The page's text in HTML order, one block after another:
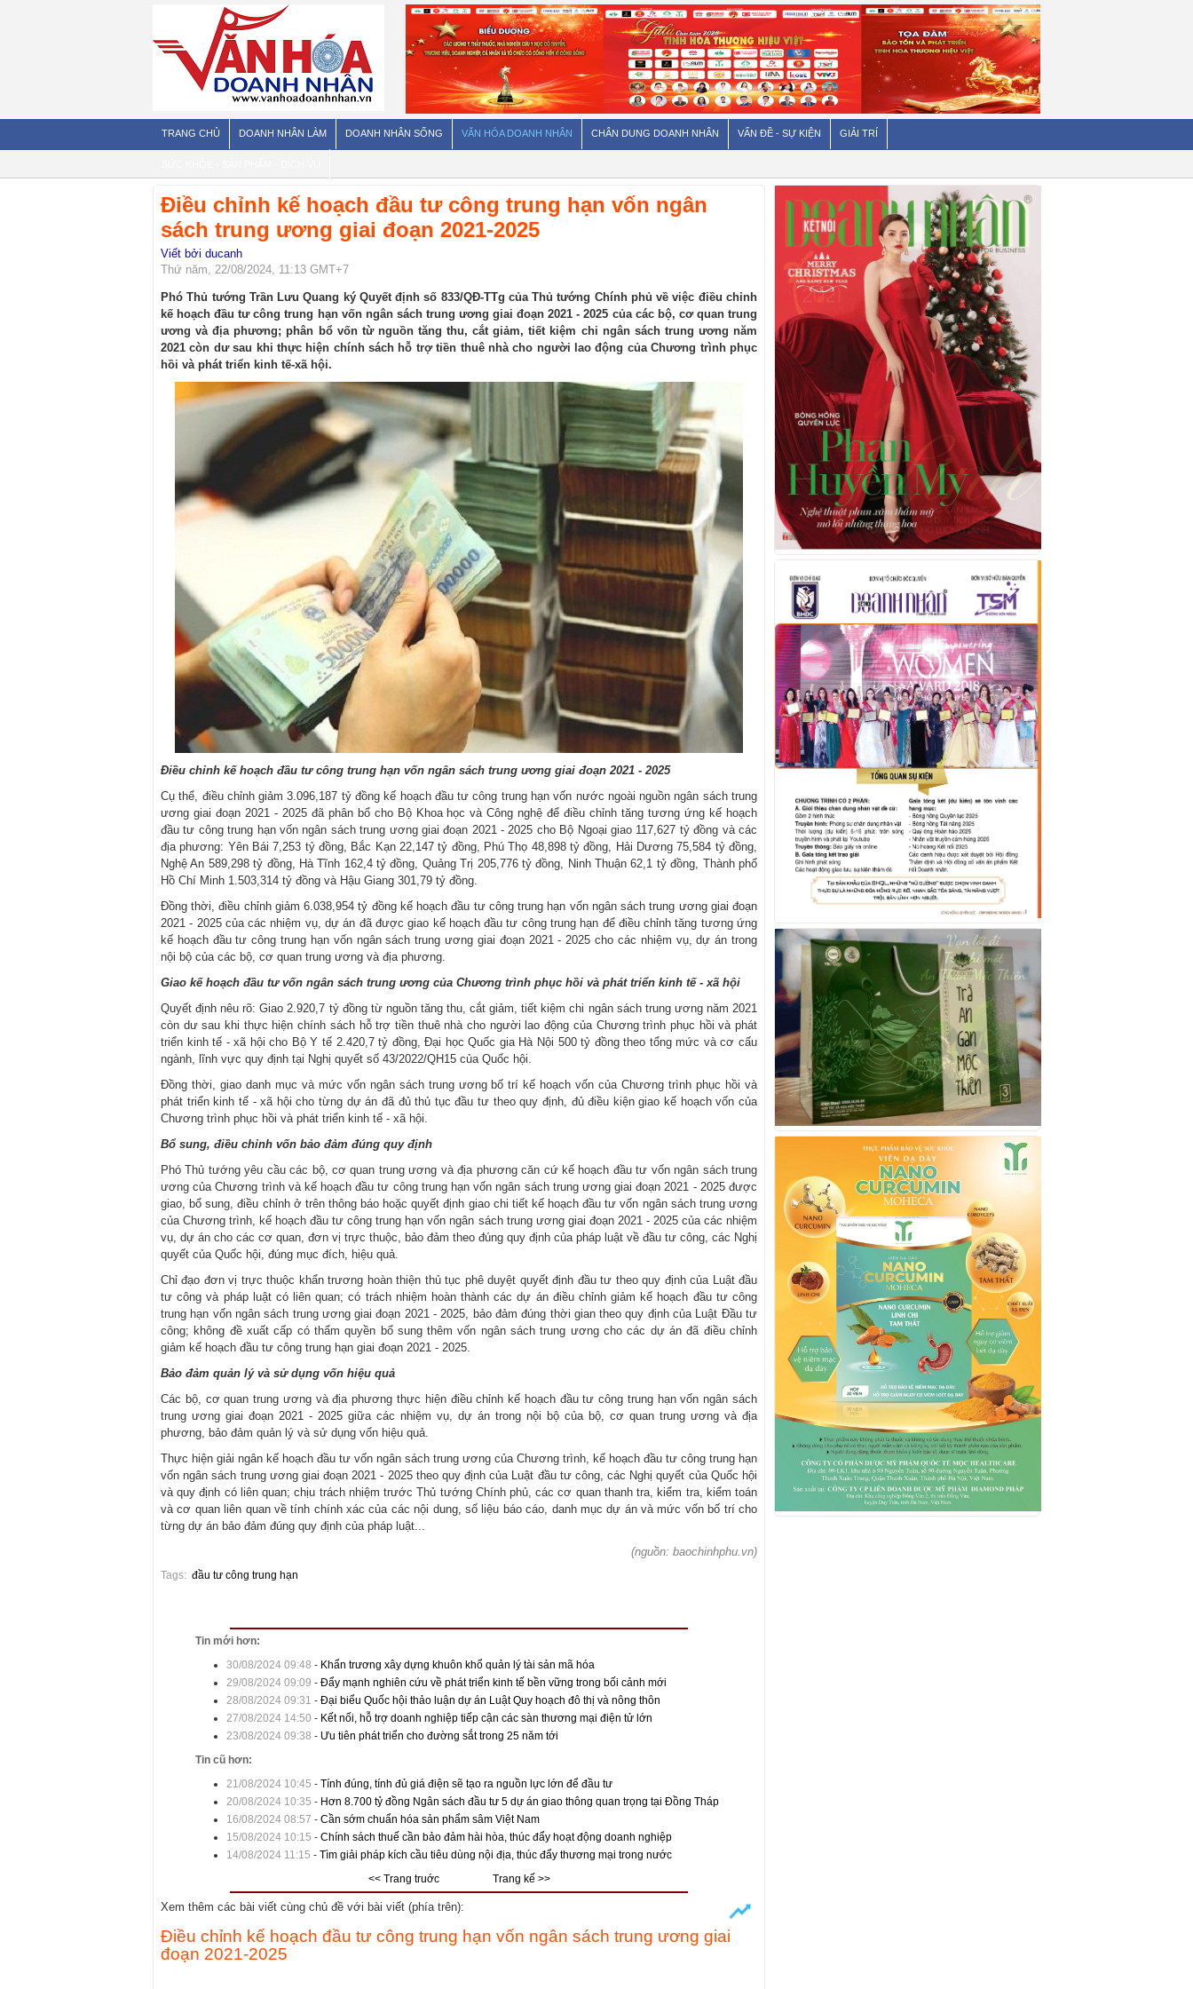
TRANG CHỦ DOANH NHÂN LÀM DOANH NHÂN SỐNG VĂN HÓA DOANH NHÂN CHÂN DUNG DOANH NHÂN VẤN ĐỀ - SỰ KIỆN GIẢI TRÍ
Điều chỉnh kế hoạch đầu tư công trung hạn vốn ngân
sách trung ương giai đoạn 2021-2025
Viết bởi ducanh
Thứ năm, 22/08/2024, 11:13 GMT+7
Phó Thủ tướng Trần Lưu Quang ký Quyết định số 833/QĐ-TTg của Thủ tướng Chính phủ về việc điều chỉnh
kế hoạch đầu tư công trung hạn vốn ngân sách trung ương giai đoạn 2021 - 2025 của các bộ, cơ quan trung
ương và địa phương; phân bổ vốn từ nguồn tăng thu, cắt giảm, tiết kiệm chi ngân sách trung ương năm
2021 còn dư sau khi thực hiện chính sách hỗ trợ tiền thuê nhà cho người lao động của Chương trình phục
hồi và phát triển kinh tế-xã hội.
Điều chỉnh kế hoạch đầu tư công trung hạn vốn ngân sách trung ương giai đoạn 2021 - 2025
Cụ thể, điều chỉnh giảm 3.096,187 tỷ đồng kế hoạch đầu tư công trung hạn vốn nước ngoài nguồn ngân sách trung
ương giai đoạn 2021 - 2025 đã phân bổ cho Bộ Khoa học và Công nghệ để điều chỉnh tăng tương ứng kế hoạch
đầu tư công trung hạn vốn ngân sách trung ương giai đoạn 2021 - 2025 cho Bộ Ngoại giao 117,627 tỷ đồng và các
địa phương: Yên Bái 7,253 tỷ đồng, Bắc Kạn 22,147 tỷ đồng, Phú Thọ 48,898 tỷ đồng, Hải Dương 75,584 tỷ đồng,
Nghệ An 589,298 tỷ đồng, Hà Tĩnh 162,4 tỷ đồng, Quảng Trị 205,776 tỷ đồng, Ninh Thuận 62,1 tỷ đồng, Thành phố
Hồ Chí Minh 1.503,314 tỷ đồng và Hậu Giang 301,79 tỷ đồng.
Đồng thời, điều chỉnh giảm 6.038,954 tỷ đồng kế hoạch đầu tư công trung hạn vốn ngân sách trung ương giai đoạn
2021 - 2025 của các nhiệm vụ, dự án đã được giao kế hoạch đầu tư công trung hạn để điều chỉnh tăng tương ứng
kế hoạch đầu tư công trung hạn vốn ngân sách trung ương giai đoạn 2021 - 2025 cho các nhiệm vụ, dự án trong
nội bộ của các bộ, cơ quan trung ương và địa phương.
Giao kế hoạch đầu tư vốn ngân sách trung ương của Chương trình phục hồi và phát triển kinh tế - xã hội
Quyết định nêu rõ: Giao 2.920,7 tỷ đồng từ nguồn tăng thu, cắt giảm, tiết kiệm chi ngân sách trung ương năm 2021
còn dư sau khi thực hiện chính sách hỗ trợ tiền thuê nhà cho người lao động của Chương trình phục hồi và phát
triển kinh tế - xã hội cho Bộ Y tế 2.420,7 tỷ đồng, Đại học Quốc gia Hà Nội 500 tỷ đồng theo tổng mức và cơ cấu
ngành, lĩnh vực quy định tại Nghị quyết số 43/2022/QH15 của Quốc hội.
Đồng thời, giao danh mục và mức vốn ngân sách trung ương bố trí kế hoạch vốn của Chương trình phục hồi và
phát triển kinh tế - xã hội cho từng dự án đã đủ thủ tục đầu tư theo quy định, đủ điều kiện giao kế hoạch vốn của
Chương trình phục hồi và phát triển kinh tế - xã hội.
Bổ sung, điều chỉnh vốn bảo đảm đúng quy định
Phó Thủ tướng yêu cầu các bộ, cơ quan trung ương và địa phương căn cứ kế hoạch đầu tư vốn ngân sách trung
ương của Chương trình và kế hoạch đầu tư công trung hạn vốn ngân sách trung ương giai đoạn 2021 - 2025 được
giao, bổ sung, điều chỉnh ở trên thông báo hoặc quyết định giao chi tiết kế hoạch đầu tư vốn ngân sách trung ương
của Chương trình, kế hoạch đầu tư công trung hạn vốn ngân sách trung ương giai đoạn 2021 - 2025 của các nhiệm
vụ, dự án cho các cơ quan, đơn vị trực thuộc, bảo đảm theo đúng quy định của pháp luật về đầu tư công, các Nghị
quyết của Quốc hội, đúng mục đích, hiệu quả.
Chỉ đạo đơn vị trực thuộc khẩn trương hoàn thiện thủ tục phê duyệt quyết định đầu tư theo quy định của Luật đầu
tư công và pháp luật có liên quan; có trách nhiệm hoàn thành các dự án điều chỉnh giảm kế hoạch đầu tư công
trung hạn vốn ngân sách trung ương giai đoạn 2021 - 2025, bảo đảm đúng thời gian theo quy định của Luật Đầu tư
công; không đề xuất cấp có thẩm quyền bổ sung thêm vốn ngân sách trung ương cho các dự án đã điều chỉnh
giảm kế hoạch đầu tư công trung hạn giai đoạn 2021 - 2025.
Bảo đảm quản lý và sử dụng vốn hiệu quả
Các bộ, cơ quan trung ương và địa phương thực hiện điều chỉnh kế hoạch đầu tư công trung hạn vốn ngân sách
trung ương giai đoạn 2021 - 2025 giữa các nhiệm vụ, dự án trong nội bộ của bộ, cơ quan trung ương và địa
phương, bảo đảm quản lý và sử dụng vốn hiệu quả.
Thực hiện giải ngân kế hoạch đầu tư vốn ngân sách trung ương của Chương trình, kế hoạch đầu tư công trung hạn
vốn ngân sách trung ương giai đoạn 2021 - 2025 theo quy định của Luật đầu tư công, các Nghị quyết của Quốc hội
và quy định có liên quan; chịu trách nhiệm trước Thủ tướng Chính phủ, các cơ quan thanh tra, kiểm tra, kiểm toán
và cơ quan liên quan về tính chính xác của các nội dung, số liệu báo cáo, danh mục dự án và mức vốn bố trí cho
từng dự án bảo đảm đúng quy định của pháp luật...
(nguồn: baochinhphu.vn)
Tags: đầu tư công trung hạn
Tin mới hơn:
30/08/2024 09:48 - Khẩn trương xây dựng khuôn khổ quản lý tài sản mã hóa
29/08/2024 09:09 - Đẩy mạnh nghiên cứu về phát triển kinh tế bền vững trong bối cảnh mới
28/08/2024 09:31 - Đại biểu Quốc hội thảo luận dự án Luật Quy hoạch đô thị và nông thôn
27/08/2024 14:50 - Kết nối, hỗ trợ doanh nghiệp tiếp cận các sàn thương mại điện tử lớn
23/08/2024 09:38 - Ưu tiên phát triển cho đường sắt trong 25 năm tới
Tin cũ hơn:
21/08/2024 10:45 - Tính đúng, tính đủ giá điện sẽ tạo ra nguồn lực lớn để đầu tư
20/08/2024 10:35 - Hơn 8.700 tỷ đồng Ngân sách đầu tư 5 dự án giao thông quan trọng tại Đồng Tháp
16/08/2024 08:57 - Cần sớm chuẩn hóa sản phẩm sâm Việt Nam
15/08/2024 10:15 - Chính sách thuế cần bảo đảm hài hòa, thúc đẩy hoạt động doanh nghiệp
14/08/2024 11:15 - Tìm giải pháp kích cầu tiêu dùng nội địa, thúc đẩy thương mại trong nước
<< Trang truớc
Trang kế >>
Xem thêm các bài viết cùng chủ đề với bài viết (phía trên):
Điều chỉnh kế hoạch đầu tư công trung hạn vốn ngân sách trung ương giai
đoạn 2021-2025